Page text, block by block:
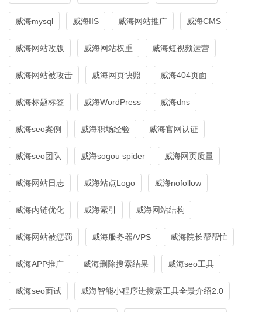
威海mysql 威海IIS 威海网站推广 威海CMS
威海网站改版 威海网站权重 威海短视频运营
威海网站被攻击 威海网页快照 威海404页面
威海标题标签 威海WordPress 威海dns
威海seo案例 威海职场经验 威海官网认证
威海seo团队 威海sogou spider 威海网页质量
威海网站日志 威海站点Logo 威海nofollow
威海内链优化 威海索引 威海网站结构
威海网站被惩罚 威海服务器/VPS 威海院长帮帮忙
威海APP推广 威海删除搜索结果 威海seo工具
威海seo面试 威海智能小程序进搜索工具全景介绍2.0